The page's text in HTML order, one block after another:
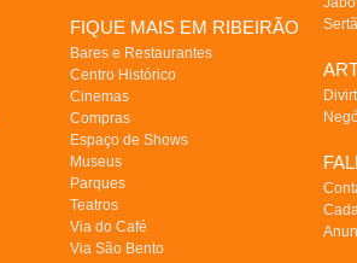
FIQUE MAIS EM RIBEIRÃO
Bares e Restaurantes
Centro Histórico
Cinemas
Compras
Espaço de Shows
Museus
Parques
Teatros
Via do Café
Via São Bento